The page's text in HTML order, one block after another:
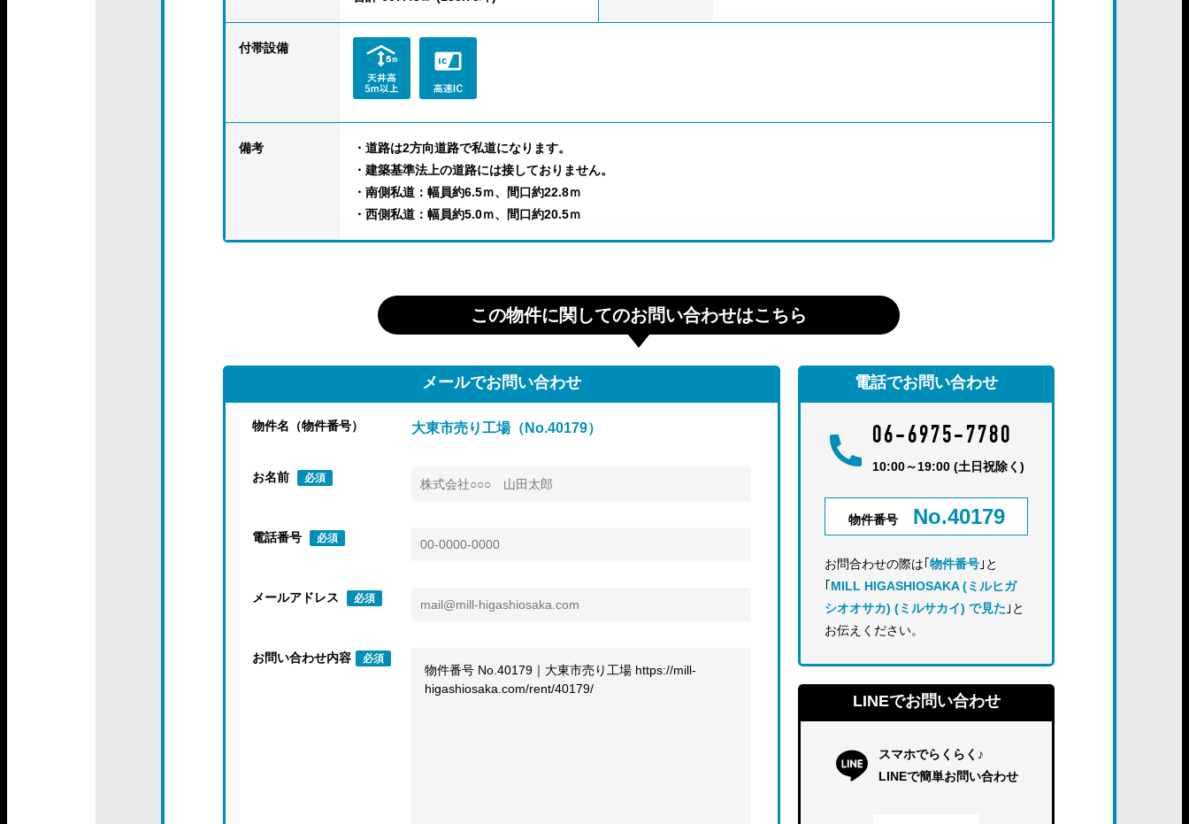
付帯設備
備考
・道路は2方向道路で私道になります。
・建築基準法上の道路には接しておりません。
・南側私道：幅員約6.5ｍ、間口約22.8ｍ
・西側私道：幅員約5.0ｍ、間口約20.5ｍ
この物件に関してのお問い合わせはこちら
メールでお問い合わせ
物件名（物件番号） 大東市売り工場（No.40179）
お名前 必須
電話番号 必須
メールアドレス 必須
お問い合わせ内容 必須
電話でお問い合わせ
06-6975-7780
10:00～19:00 (土日祝除く)
物件番号 No.40179
お問合わせの際は｢ 物件番号 ｣と
MILL HIGASHIOSAKA (ミルヒガ
シオオサカ) (ミルサカイ) で見た ｣と
お伝えください。
LINEでお問い合わせ
スマホでらくらく♪
LINEで簡単お問い合わせ